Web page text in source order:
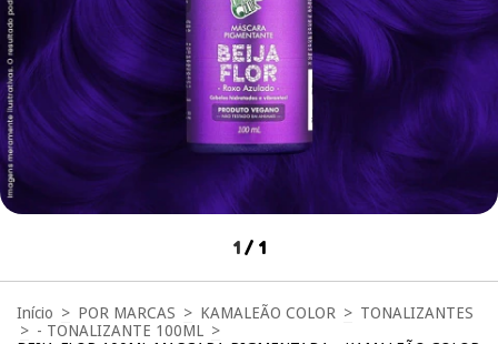
1 / 1
Início > POR MARCAS > KAMALEÃO COLOR > TONALIZANTES
> - TONALIZANTE 100ML >